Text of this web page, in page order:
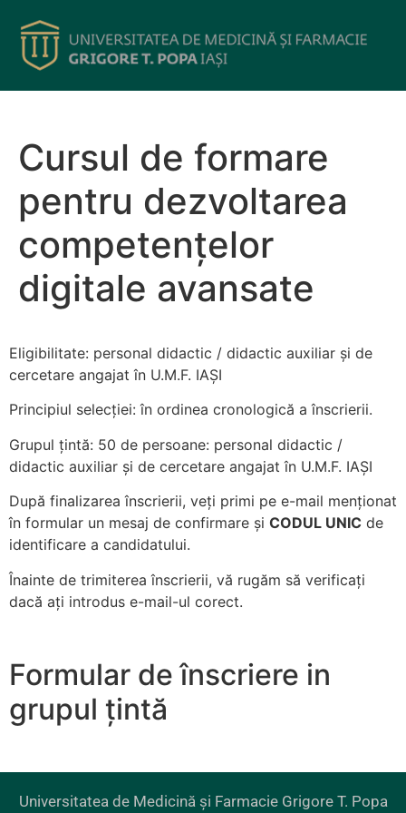
Cursul de formare
pentru dezvoltarea
competențelor
digitale avansate
Eligibilitate: personal didactic / didactic auxiliar și de
cercetare angajat în U.M.F. IAȘI
Principiul selecției: în ordinea cronologică a înscrierii.
Grupul țintă: 50 de persoane: personal didactic /
didactic auxiliar și de cercetare angajat în U.M.F. IAȘI
După finalizarea înscrierii, veți primi pe e-mail menționat
în formular un mesaj de confirmare și CODUL UNIC de
identificare a candidatului.
Înainte de trimiterea înscrierii, vă rugăm să verificați
dacă ați introdus e-mail-ul corect.
Formular de înscriere in
grupul țintă
Universitatea de Medicină și Farmacie Grigore T. Popa